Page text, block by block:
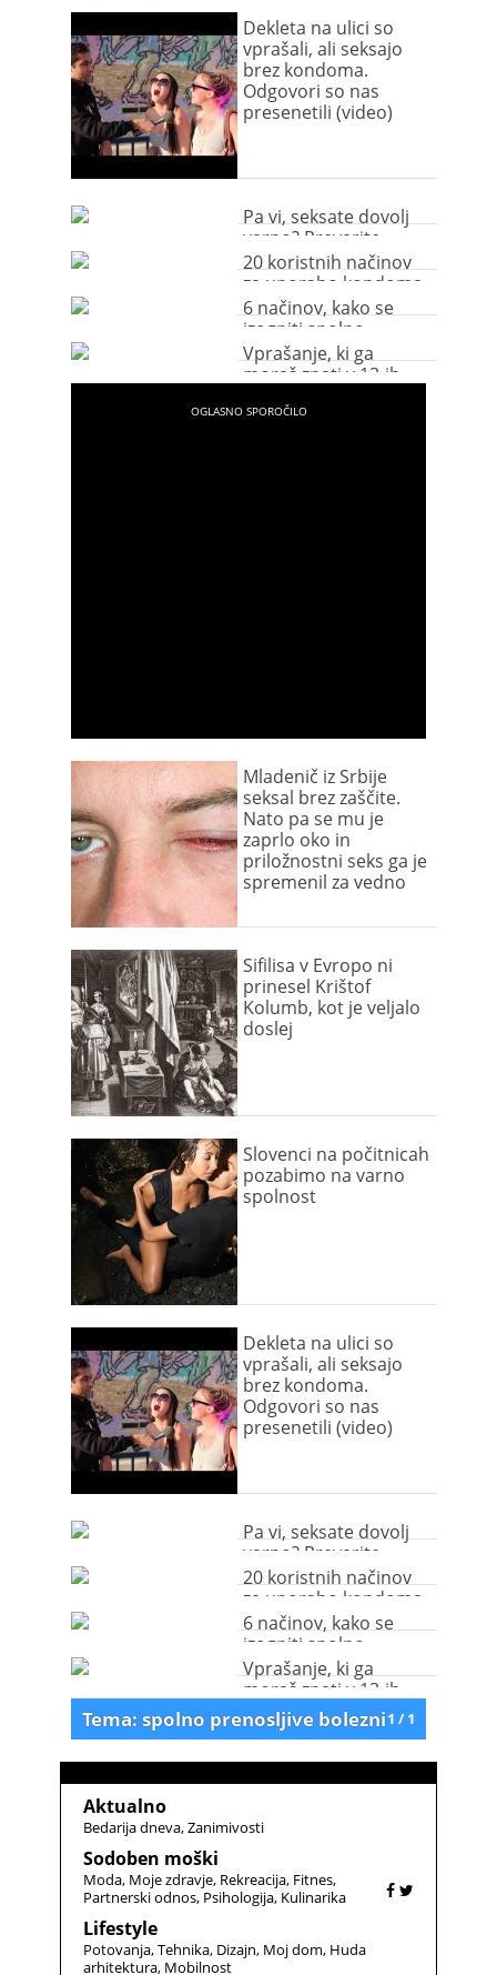
Dekleta na ulici so
vprašali, ali seksajo
brez kondoma.
Odgovori so nas
presenetili (video)
Pa vi, seksate dovolj
varno? Preverite.
20 koristnih načinov
za uporabo kondoma
(video)
6 načinov, kako se
izogniti spolno
prenosljivim boleznim
Vprašanje, ki ga
moraš znati v 13-ih
Mladenič iz Srbije
seksal brez zaščite.
Nato pa se mu je
zaprlo oko in
priložnostni seks ga je
spremenil za vedno
Sifilisa v Evropo ni
prinesel Krištof
Kolumb, kot je veljalo
doslej
Slovenci na počitnicah
pozabimo na varno
spolnost
Dekleta na ulici so
vprašali, ali seksajo
brez kondoma.
Odgovori so nas
presenetili (video)
Pa vi, seksate dovolj
varno? Preverite.
20 koristnih načinov
za uporabo kondoma
(video)
6 načinov, kako se
izogniti spolno
prenosljivim boleznim
Vprašanje, ki ga
moraš znati v 13-ih
jezikih!
1 / 1
Tema: spolno prenosljive bolezni
Aktualno
Bedarija dneva Zanimivosti
Sodoben moški
Moda Moje zdravje Rekreacija Fitnes
Partnerski odnos Psihologija Kulinarika
Lifestyle
Potovanja Tehnika Dizajn Moj dom Huda
arhitektura Mobilnost